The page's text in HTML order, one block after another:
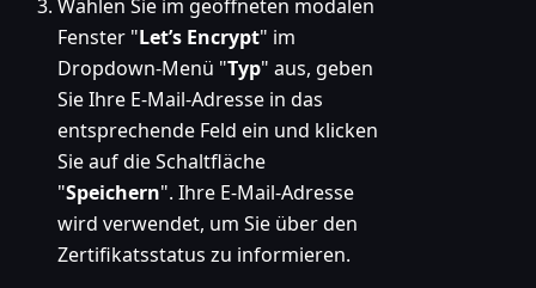
Wählen Sie im geöffneten modalen
Fenster "Let’s Encrypt" im
Dropdown-Menü "Typ" aus, geben
Sie Ihre E-Mail-Adresse in das
entsprechende Feld ein und klicken
Sie auf die Schaltfläche
"Speichern". Ihre E-Mail-Adresse
wird verwendet, um Sie über den
Zertifikatsstatus zu informieren.